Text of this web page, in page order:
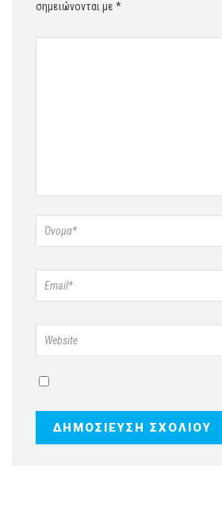
σημειώνονται με *